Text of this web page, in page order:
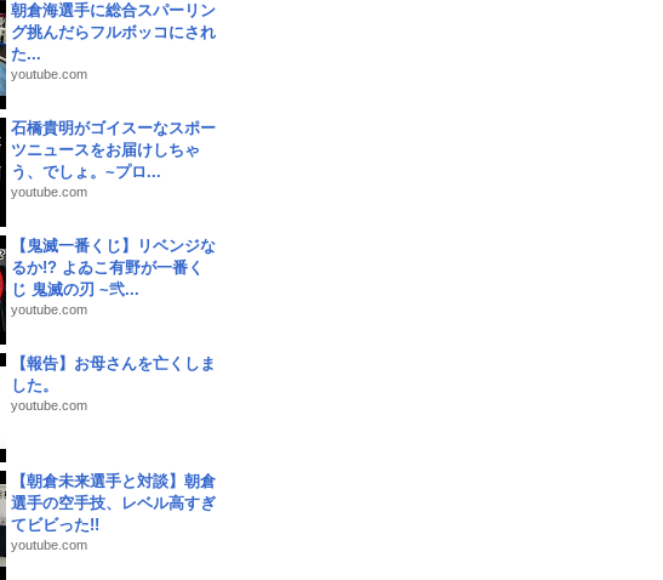
朝倉海選手に総合スパーリン
グ挑んだらフルボッコにされ
た...
youtube.com
石橋貴明がゴイスーなスポー
ツニュースをお届けしちゃ
う、でしょ。~プロ...
youtube.com
【鬼滅一番くじ】リベンジな
るか!? よゐこ有野が一番く
じ 鬼滅の刃 ~弐...
youtube.com
【報告】お母さんを亡くしま
した。
youtube.com
【朝倉未来選手と対談】朝倉
選手の空手技、レベル高すぎ
てビビった!!
youtube.com